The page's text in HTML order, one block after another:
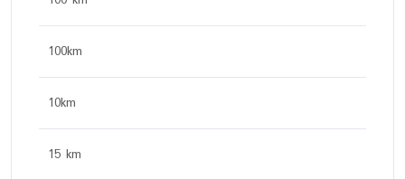
100km
10km
15 km